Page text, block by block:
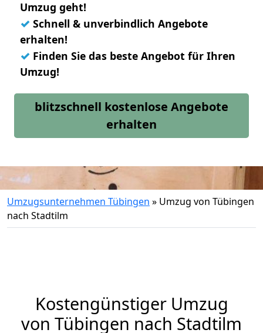
Umzug geht!
✓ Schnell & unverbindlich Angebote
erhalten!
✓ Finden Sie das beste Angebot für Ihren
Umzug!
blitzschnell kostenlose Angebote
erhalten
Umzugsunternehmen Tübingen » Umzug von Tübingen
nach Stadtilm
Kostengünstiger Umzug
von Tübingen nach Stadtilm